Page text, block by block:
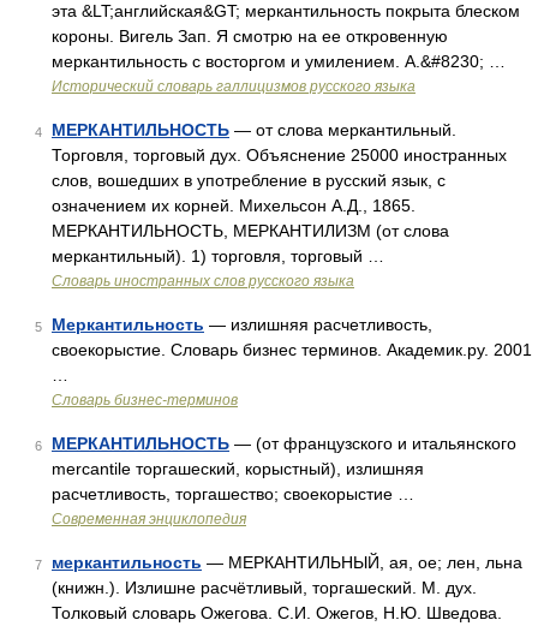
эта &LT;английская&GT; меркантильность покрыта блеском
короны. Вигель Зап. Я смотрю на ее откровенную
меркантильность с восторгом и умилением. А.&#8230; …
Исторический словарь галлицизмов русского языка
4 МЕРКАНТИЛЬНОСТЬ — от слова меркантильный.
Торговля, торговый дух. Объяснение 25000 иностранных
слов, вошедших в употребление в русский язык, с
означением их корней. Михельсон А.Д., 1865.
МЕРКАНТИЛЬНОСТЬ, МЕРКАНТИЛИЗМ (от слова
меркантильный). 1) торговля, торговый …
Словарь иностранных слов русского языка
5 Меркантильность — излишняя расчетливость,
своекорыстие. Словарь бизнес терминов. Академик.ру. 2001
Словарь бизнес-терминов
6 МЕРКАНТИЛЬНОСТЬ — (от французского и итальянского
mercantile торгашеский, корыстный), излишняя
расчетливость, торгашество; своекорыстие …
Современная энциклопедия
7 меркантильность — МЕРКАНТИЛЬНЫЙ, ая, ое; лен, льна
(книжн.). Излишне расчётливый, торгашеский. М. дух.
Толковый словарь Ожегова. С.И. Ожегов, Н.Ю. Шведова.